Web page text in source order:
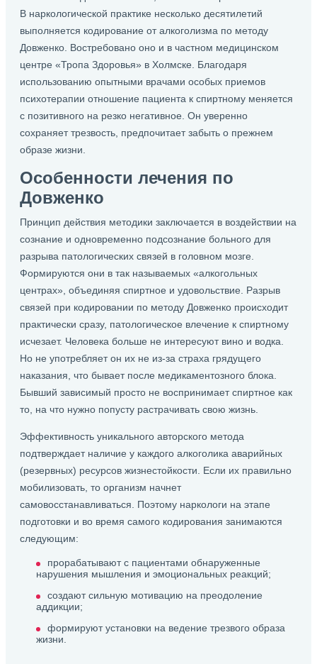
В наркологической практике несколько десятилетий
выполняется кодирование от алкоголизма по методу
Довженко. Востребовано оно и в частном медицинском
центре «Тропа Здоровья» в Холмске. Благодаря
использованию опытными врачами особых приемов
психотерапии отношение пациента к спиртному меняется
с позитивного на резко негативное. Он уверенно
сохраняет трезвость, предпочитает забыть о прежнем
образе жизни.
Особенности лечения по
Довженко
Принцип действия методики заключается в воздействии на
сознание и одновременно подсознание больного для
разрыва патологических связей в головном мозге.
Формируются они в так называемых «алкогольных
центрах», объединяя спиртное и удовольствие. Разрыв
связей при кодировании по методу Довженко происходит
практически сразу, патологическое влечение к спиртному
исчезает. Человека больше не интересуют вино и водка.
Но не употребляет он их не из-за страха грядущего
наказания, что бывает после медикаментозного блока.
Бывший зависимый просто не воспринимает спиртное как
то, на что нужно попусту растрачивать свою жизнь.
Эффективность уникального авторского метода
подтверждает наличие у каждого алкоголика аварийных
(резервных) ресурсов жизнестойкости. Если их правильно
мобилизовать, то организм начнет
самовосстанавливаться. Поэтому наркологи на этапе
подготовки и во время самого кодирования занимаются
следующим:
прорабатывают с пациентами обнаруженные
нарушения мышления и эмоциональных реакций;
создают сильную мотивацию на преодоление
аддикции;
формируют установки на ведение трезвого образа
жизни.